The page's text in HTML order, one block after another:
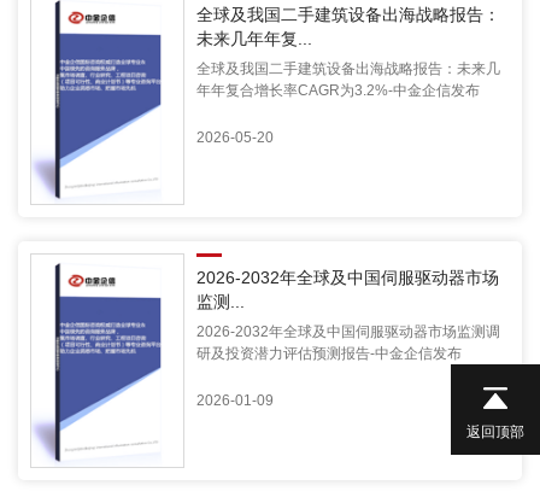
全球及我国二手建筑设备出海战略报告：
未来几年年复...
全球及我国二手建筑设备出海战略报告：未来几
年年复合增长率CAGR为3.2%-中金企信发布
2026-05-20
2026-2032年全球及中国伺服驱动器市场
监测...
2026-2032年全球及中国伺服驱动器市场监测调
研及投资潜力评估预测报告-中金企信发布
2026-01-09
返回顶部